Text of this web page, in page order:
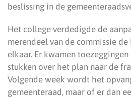
beslissing in de
Het college verdedigde de
merendeel van de commissie
elkaar. Er kwamen
stukken over het plan naar de
Volgende week wordt het
gemeenteraad, maar of er dan